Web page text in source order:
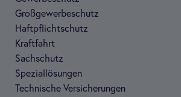
Groß­ge­wer­be­schutz
Haft­pflicht­schutz
Kraft­fahrt
Sach­schutz
Spe­zi­al­lö­sun­gen
Tech­ni­sche Ver­si­che­run­gen